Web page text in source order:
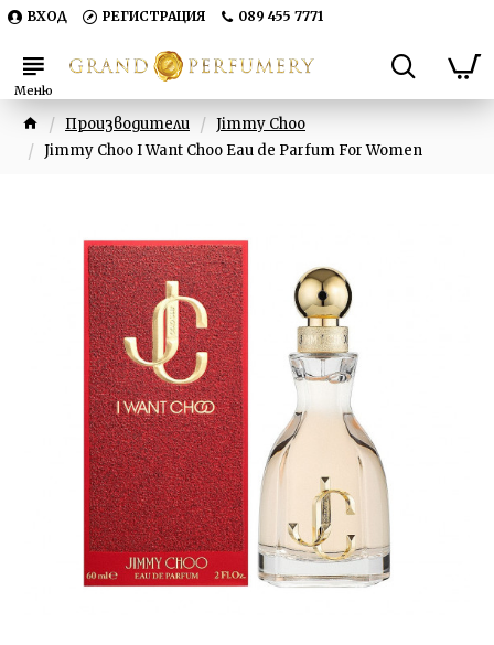
ВХОД РЕГИСТРАЦИЯ 089 455 7771
Производители
Jimmy Choo
Jimmy Choo I Want Choo Eau de Parfum For Women